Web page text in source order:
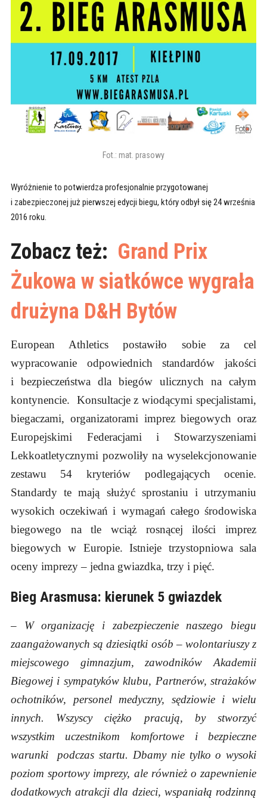
Fot.: mat. prasowy
Wyróżnienie to potwierdza profesjonalnie przygotowanej
i zabezpieczonej już pierwszej edycji biegu, który odbył się 24 września
2016 roku.
Zobacz też: Grand Prix
Żukowa w siatkówce wygrała
drużyna D&H Bytów
European Athletics postawiło sobie za cel
wypracowanie odpowiednich standardów jakości
i bezpieczeństwa dla biegów ulicznych na całym
kontynencie. Konsultacje z wiodącymi specjalistami,
biegaczami, organizatorami imprez biegowych oraz
Europejskimi Federacjami i Stowarzyszeniami
Lekkoatletycznymi pozwoliły na wyselekcjonowanie
zestawu 54 kryteriów podlegających ocenie.
Standardy te mają służyć sprostaniu i utrzymaniu
wysokich oczekiwań i wymagań całego środowiska
biegowego na tle wciąż rosnącej ilości imprez
biegowych w Europie. Istnieje trzystopniowa sala
oceny imprezy – jedna gwiazdka, trzy i pięć.
Bieg Arasmusa: kierunek 5 gwiazdek
– W organizację i zabezpieczenie naszego biegu
zaangażowanych są dziesiątki osób – wolontariuszy z
miejscowego gimnazjum, zawodników Akademii
Biegowej i sympatyków klubu, Partnerów, strażaków
ochotników, personel medyczny, sędziowie i wielu
innych. Wszyscy ciężko pracują, by stworzyć
wszystkim uczestnikom komfortowe i bezpieczne
warunki podczas startu. Dbamy nie tylko o wysoki
poziom sportowy imprezy, ale również o zapewnienie
dodatkowych atrakcji dla dzieci, wspaniałą rodzinną